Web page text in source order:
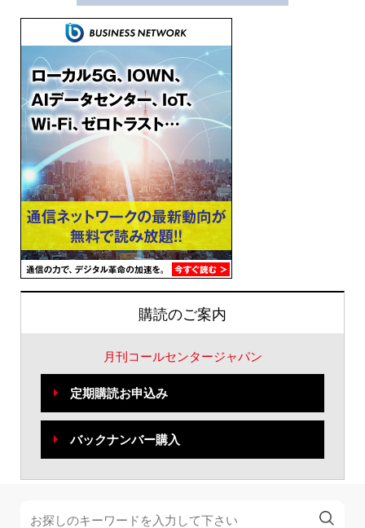
購読のご案内
月刊コールセンタージャパン
定期購読お申込み
バックナンバー購入